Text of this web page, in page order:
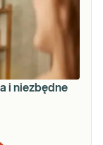
i niezbędne